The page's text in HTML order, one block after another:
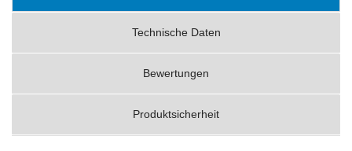
Technische Daten
Bewertungen
Produktsicherheit